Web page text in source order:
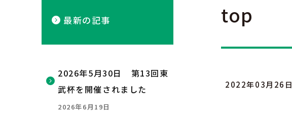
最新の記事
2026年5月30日 第13回東
武杯を開催されました
2026年6月19日
top
2022年03月26日